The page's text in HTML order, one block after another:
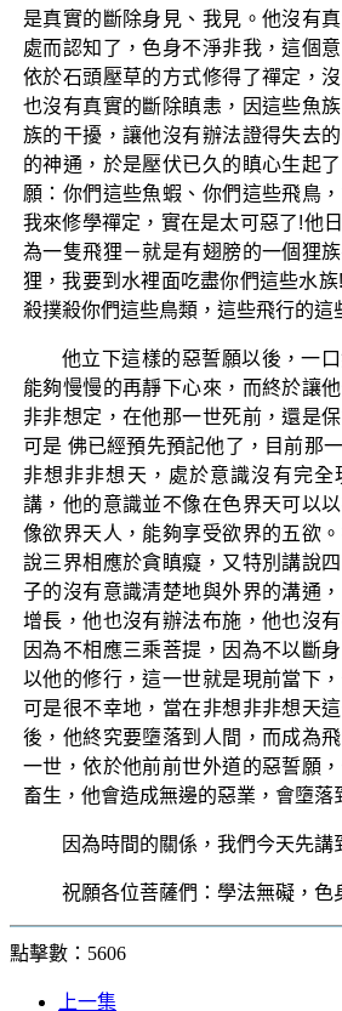
是真實的斷除身見、我見。他沒有
處而認知了，色身不淨非我，這個
依於石頭壓草的方式修得了禪定，
也沒有真實的斷除瞋恚，因這些魚
族的干擾，讓他沒有辦法證得失去
的神通，於是壓伏已久的瞋心生起
願：你們這些魚蝦、你們這些飛鳥
我來修學禪定，實在是太可惡了!他
為一隻飛狸－就是有翅膀的一個狸
狸，我要到水裡面吃盡你們這些水
殺撲殺你們這些鳥類，這些飛行的這
他立下這樣的惡誓願以後，一
能夠慢慢的再靜下心來，而終於讓
非非想定，在他那一世死前，還是
可是 佛已經預先預記他了，目前那
非想非非想天，處於意識沒有完全
講，他的意識並不像在色界天可以
像欲界天人，能夠享受欲界的五欲
說三界相應於貪瞋癡，又特別講說
子的沒有意識清楚地與外界的溝通
增長，他也沒有辦法布施，他也沒
因為不相應三乘菩提，因為不以斷
以他的修行，這一世就是現前當下
可是很不幸地，當在非想非非想天
後，他終究要墮落到人間，而成為
一世，依於他前前世外道的惡誓願
畜生，他會造成無邊的惡業，會墮落
因為時間的關係，我們今天先講
祝願各位菩薩們：學法無礙，色
點擊數：5606
上一集